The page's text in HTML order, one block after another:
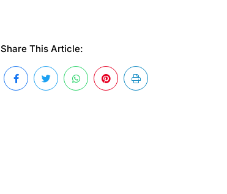
Share This Article: